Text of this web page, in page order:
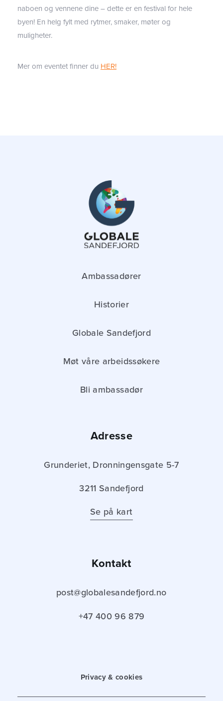
naboen og vennene dine – dette er en festival for hele
byen! En helg fylt med rytmer, smaker, møter og
muligheter.
Mer om eventet finner du HER!
Ambassadører
Historier
Globale Sandefjord
Møt våre arbeidssøkere
Bli ambassadør
Adresse
Grunderiet, Dronningensgate 5-7
3211 Sandefjord
Se på kart
Kontakt
post@globalesandefjord.no
+47 400 96 879
Privacy & cookies